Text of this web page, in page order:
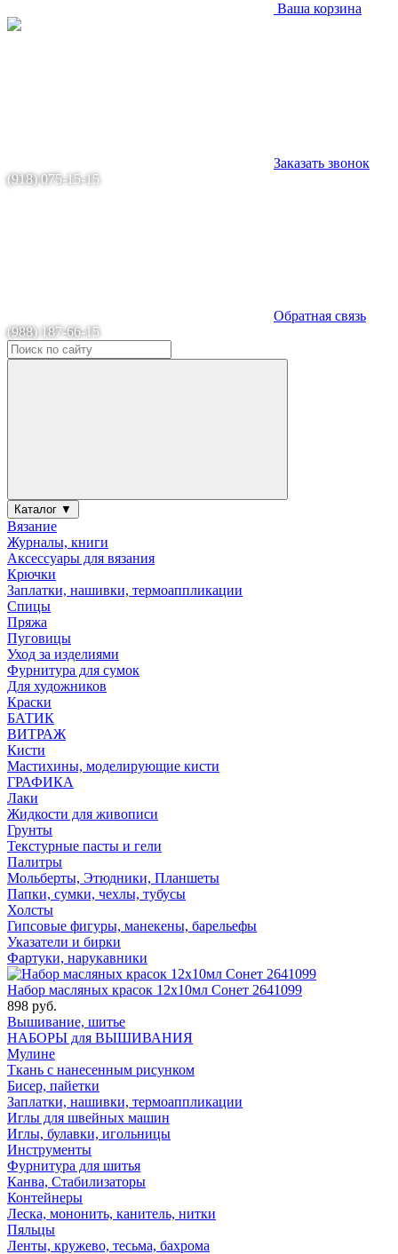
Ваша корзина
Заказать звонок
(918) 075-15-15
Обратная связь
(988) 187-66-15
Каталог ▼
Вязание
Журналы, книги
Аксессуары для вязания
Крючки
Заплатки, нашивки, термоаппликации
Спицы
Пряжа
Пуговицы
Уход за изделиями
Фурнитура для сумок
Для художников
Краски
БАТИК
ВИТРАЖ
Кисти
Мастихины, моделирующие кисти
ГРАФИКА
Лаки
Жидкости для живописи
Грунты
Текстурные пасты и гели
Палитры
Мольберты, Этюдники, Планшеты
Папки, сумки, чехлы, тубусы
Холсты
Гипсовые фигуры, манекены, барельефы
Указатели и бирки
Фартуки, нарукавники
Набор масляных красок 12х10мл Сонет 2641099
898 руб.
Вышивание, шитье
НАБОРЫ для ВЫШИВАНИЯ
Мулине
Ткань с нанесенным рисунком
Бисер, пайетки
Заплатки, нашивки, термоаппликации
Иглы для швейных машин
Иглы, булавки, игольницы
Инструменты
Фурнитура для шитья
Канва, Стабилизаторы
Контейнеры
Леска, мононить, канитель, нитки
Пяльцы
Ленты, кружево, тесьма, бахрома